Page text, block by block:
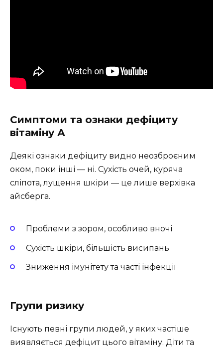
Симптоми та ознаки дефіциту
вітаміну А
Деякі ознаки дефіциту видно неозброєним
оком, поки інші — ні. Сухість очей, куряча
сліпота, лущення шкіри — це лише верхівка
айсберга.
Проблеми з зором, особливо вночі
Сухість шкіри, більшість висипань
Зниження імунітету та часті інфекції
Групи ризику
Існують певні групи людей, у яких частіше
виявляється дефіцит цього вітаміну. Діти та